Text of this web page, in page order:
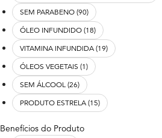
SEM PARABENO (90)
ÓLEO INFUNDIDO (18)
VITAMINA INFUNDIDA (19)
ÓLEOS VEGETAIS (1)
SEM ÁLCOOL (26)
PRODUTO ESTRELA (15)
Benefícios do Produto